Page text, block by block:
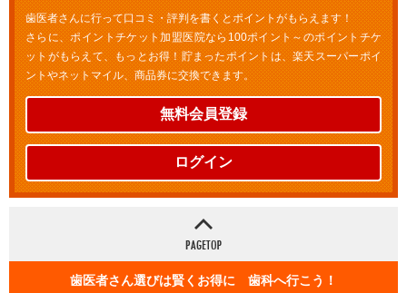
歯医者さんに行って口コミ・評判を書くとポイントがもらえます！
さらに、ポイントチケット加盟医院なら100ポイント～のポイントチケ
ットがもらえて、もっとお得！貯まったポイントは、楽天スーパーポイ
ントやネットマイル、商品券に交換できます。
無料会員登録
ログイン
歯医者さん選びは賢くお得に 歯科へ行こう！